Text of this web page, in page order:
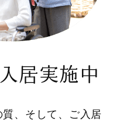
居実施中
、そして、ご入居